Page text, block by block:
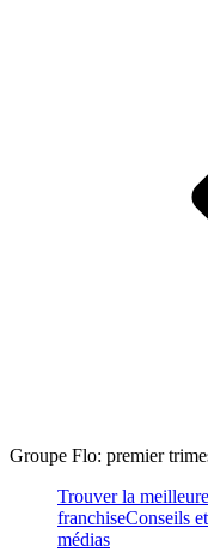
Groupe Flo: premier
Trouver la
franchiseConseils
médias